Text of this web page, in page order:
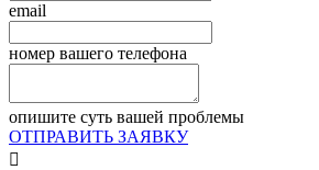
email
номер вашего телефона
опишите суть вашей проблемы
ОТПРАВИТЬ ЗАЯВКУ
